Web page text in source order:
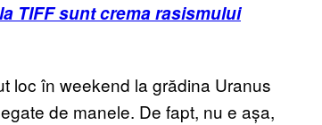
TIFF sunt crema rasismului
loc în weekend la grădina Uranus
de manele. De fapt, nu e așa,